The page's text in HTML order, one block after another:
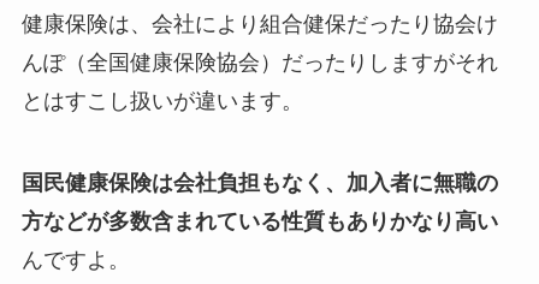
健康保険は、会社により組合健保だったり協会け
んぽ（全国健康保険協会）だったりしますがそれ
とはすこし扱いが違います。
国民健康保険は会社負担もなく、加入者に無職の
方などが多数含まれている性質もありかなり高い
んですよ。